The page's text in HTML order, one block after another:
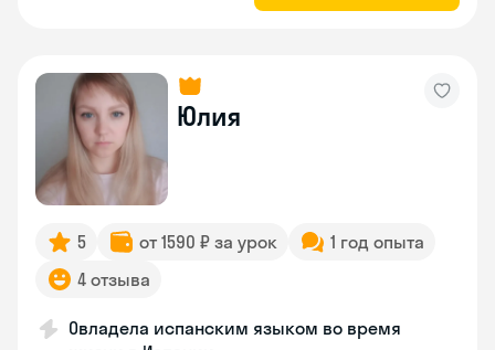
Юлия
5 от 1590 ₽ за урок
1 год опыта
4 отзыва
Овладела испанским языком во время